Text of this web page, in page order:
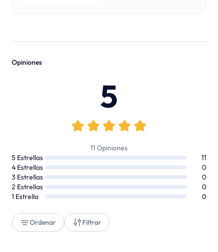
Opiniones
5
11 Opiniones
5 Estrellas
11
4 Estrellas
0
3 Estrellas
0
2 Estrellas
0
1 Estrella 0
Ordenar Filtrar